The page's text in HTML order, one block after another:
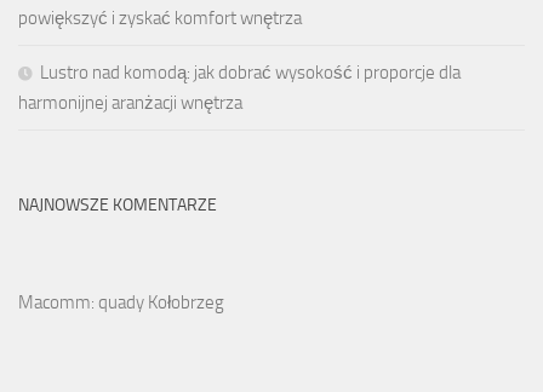
powiększyć i zyskać komfort wnętrza
Lustro nad komodą: jak dobrać wysokość i proporcje dla
harmonijnej aranżacji wnętrza
NAJNOWSZE KOMENTARZE
Macomm: quady Kołobrzeg